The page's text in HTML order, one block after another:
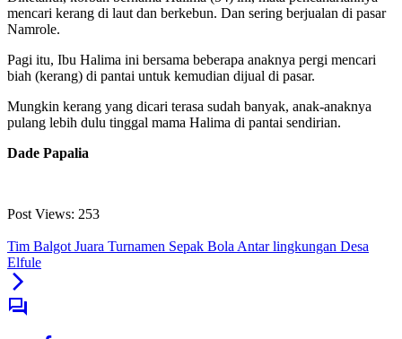
mencari kerang di laut dan berkebun. Dan sering berjualan di pasar
Namrole.
Pagi itu, Ibu Halima ini bersama beberapa anaknya pergi mencari
biah (kerang) di pantai untuk kemudian dijual di pasar.
Mungkin kerang yang dicari terasa sudah banyak, anak-anaknya
pulang lebih dulu tinggal mama Halima di pantai sendirian.
Dade Papalia
Post Views: 253
Tim Balgot Juara Turnamen Sepak Bola Antar lingkungan Desa
Elfule